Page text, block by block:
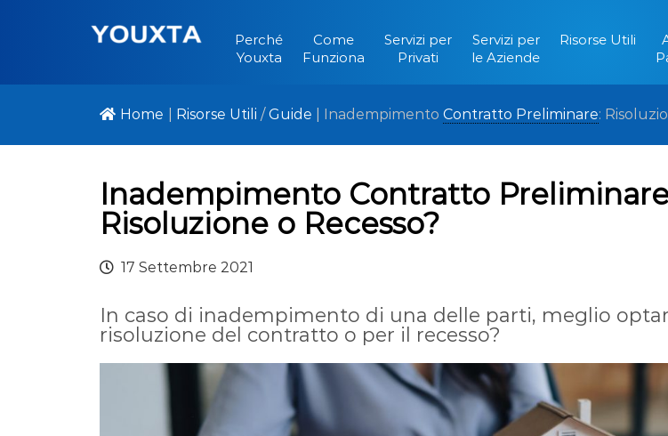
Perché
Youxta
Come
Funziona
Servizi per
Privati
Servizi per
le Aziende
Risorse Utili
Home Risorse Utili / Guide Inadempimento Contratto Preliminare:
Inadempimento Contratto
Risoluzione o Recesso?
17 Settembre 2021
In caso di inadempimento di una delle parti, meglio
risoluzione del contratto o per il recesso?